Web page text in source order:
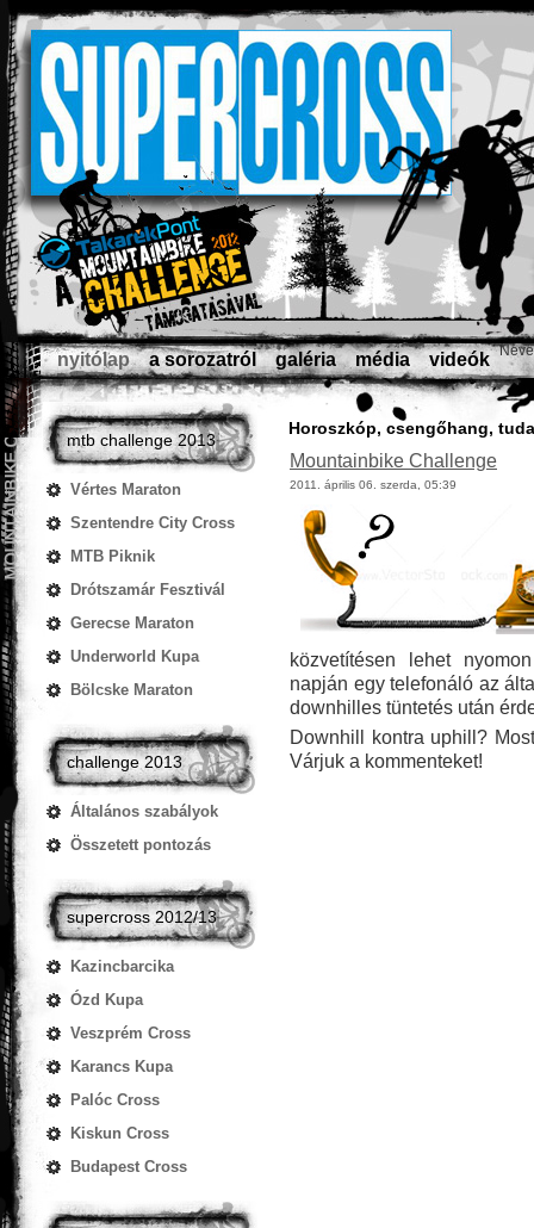
nyitólap a sorozatról galéria média videók
mtb challenge 2013
Vértes Maraton
Szentendre City Cross
MTB Piknik
Drótszamár Fesztivál
Gerecse Maraton
Underworld Kupa
Bölcske Maraton
challenge 2013
Általános szabályok
Összetett pontozás
supercross 2012/13
Kazincbarcika
Ózd Kupa
Veszprém Cross
Karancs Kupa
Palóc Cross
Kiskun Cross
Budapest Cross
Horoszkóp, csengőhang,
Mountainbike Challenge
2011. április 06. szerda, 05:39
közvetítésen lehet
napján egy telefonáló az
downhilles tüntetés után
Downhill kontra uphill?
Várjuk a kommenteket!